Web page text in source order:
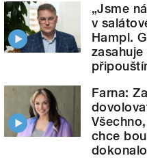
„Jsme
v
Hampl.
Farna:
chce